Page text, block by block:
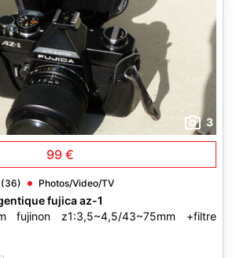
3
99 €
(36) Photos/Video/TV
fujica az-1
fujinon z1:3,5~4,5/43~75mm +filtre